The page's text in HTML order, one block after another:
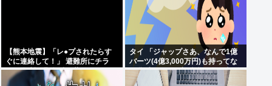
【熊本地震】「レ●プされたらす
ぐに連絡して！」 避難所にチラ
シ。 無料で緊急避妊薬を届けるシ
ステムを実現へ
タイ 「ジャップさあ、なんで1億
バーツ(4億3,000万円)も持ってな
い貧乏人からも相続税を巻き上げ
てるんだい？」